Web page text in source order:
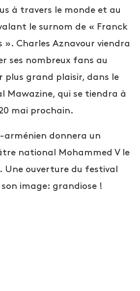
à travers le monde et au
le surnom de « Franck
Charles Aznavour viendra
ses nombreux fans au
plus grand plaisir, dans le
Mawazine, qui se tiendra à
mai prochain.
arménien donnera un
national Mohammed V le
Une ouverture du festival
son image: grandiose !